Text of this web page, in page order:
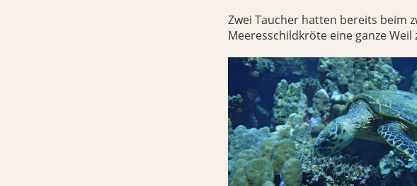
Zwei Taucher hatten bereits beim
Meeresschildkröte eine ganze Weil